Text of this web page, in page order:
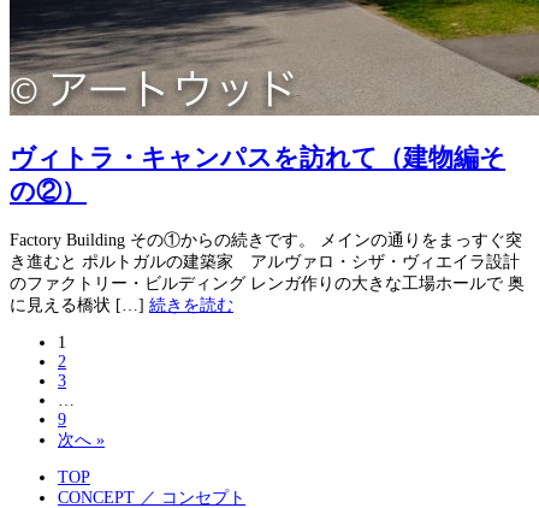
ヴィトラ・キャンパスを訪れて（建物編そ
の②）
Factory Building その①からの続きです。 メインの通りをまっすぐ突
き進むと ポルトガルの建築家 アルヴァロ・シザ・ヴィエイラ設計
のファクトリー・ビルディング レンガ作りの大きな工場ホールで 奥
に見える橋状 […] 続きを読む
1
2
3
9
次へ »
TOP
CONCEPT ／ コンセプト